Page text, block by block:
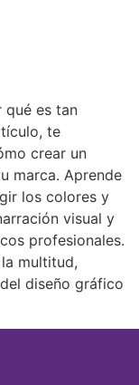
qué es tan
te
crear un
marca. Aprende
los colores y
visual y
profesionales.
multitud,
diseño gráfico